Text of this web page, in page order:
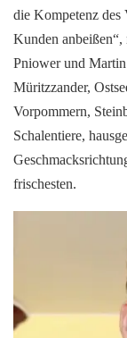
die Kompetenz des
Kunden
Pniower und
Müritzzander,
Vorpommern,
Schalentiere,
frischesten.